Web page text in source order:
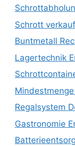
Schrott
Buntmetall
Lagertechnik
Regalsystem
Gastronomie